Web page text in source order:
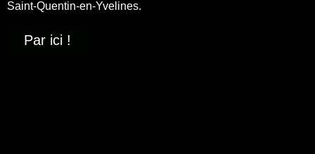
Saint-Quentin-en-Yvelines.
Par ici !